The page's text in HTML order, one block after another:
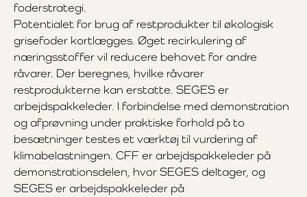
foderstrategi.
Potentialet for brug af restprodukter til økologisk
grisefoder kortlægges. Øget recirkulering af
næringsstoffer vil reducere behovet for andre
råvarer. Der beregnes, hvilke råvarer
restprodukterne kan erstatte. SEGES er
arbejdspakkeleder. I forbindelse med demonstration
og afprøvning under praktiske forhold på to
besætninger testes et værktøj til vurdering af
klimabelastningen. CFF er arbejdspakkeleder på
demonstrationsdelen, hvor SEGES deltager, og
SEGES er arbejdspakkeleder på